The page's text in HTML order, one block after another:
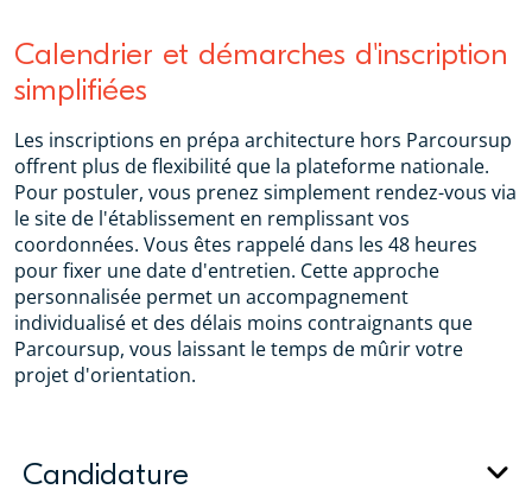
Calendrier et démarches d'inscription
simplifiées
Les inscriptions en prépa architecture hors Parcoursup
offrent plus de flexibilité que la plateforme nationale.
Pour postuler, vous prenez simplement rendez-vous via
le site de l'établissement en remplissant vos
coordonnées. Vous êtes rappelé dans les 48 heures
pour fixer une date d'entretien. Cette approche
personnalisée permet un accompagnement
individualisé et des délais moins contraignants que
Parcoursup, vous laissant le temps de mûrir votre
projet d'orientation.
Candidature